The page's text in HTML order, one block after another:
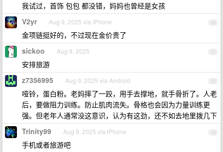
我试过，首饰 包包 都没错，妈妈也曾经是女孩
10
V2yr Aug 9, 2025 via iPhone
金项链挺好的，不过现在金价贵了
11
sickoo Aug 9, 2025
安排旅游
12
z7356995 Aug 9, 2025 via Android
哑铃，蛋白粉。老妈摔了一跤，用手去撑地，就手骨折了。人老
后，要做阻力训练。防止肌肉流失。骨格也会因为力量训练更
强。但老年人通常没这意识，认为有这劲，还不如去地里拨几下
13
Trinity99 Aug 9, 2025 via iPhone
手机或者旅游吧